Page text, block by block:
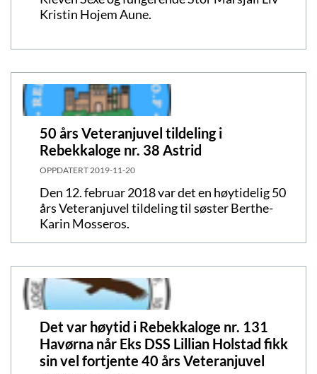
Kristin Hojem Aune.
50 års Veteranjuvel tildeling i
Rebekkaloge nr. 38 Astrid
OPPDATERT 2019-11-20
Den 12. februar 2018 var det en høytidelig 50
års Veteranjuvel tildeling til søster Berthe-
Karin Mosseros.
Det var høytid i Rebekkaloge nr. 131
Havørna når Eks DSS Lillian Holstad fikk
sin vel fortjente 40 års Veteranjuvel